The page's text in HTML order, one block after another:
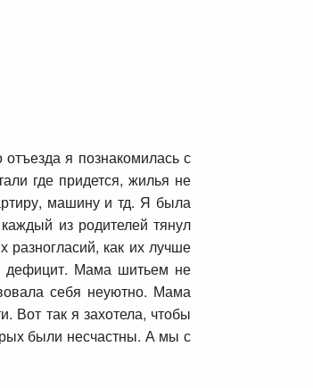
я познакомилась с
где придется, жилья не
машину и тд. Я была
из родителей тянул
разногласий, как их лучше
дефицит. Мама шитьем не
себя неуютно. Мама
Вот так я захотела, чтобы
были несчастны. А мы с